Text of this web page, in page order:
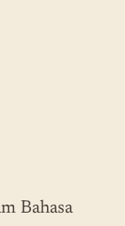
Bahasa